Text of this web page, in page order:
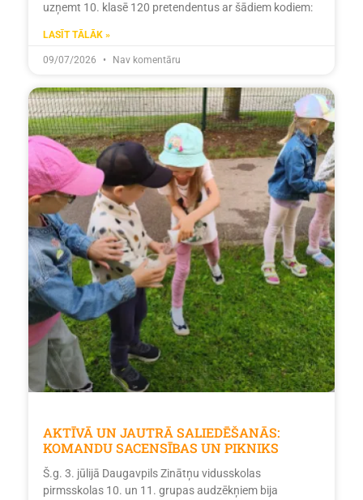
uzņemt 10. klasē 120 pretendentus ar šādiem kodiem:
LASĪT TĀLĀK »
09/07/2026 Nav komentāru
AKTĪVĀ UN JAUTRĀ SALIEDĒŠANĀS:
KOMANDU SACENSĪBAS UN PIKNIKS
Š.g. 3. jūlijā Daugavpils Zinātņu vidusskolas
pirmsskolas 10. un 11. grupas audzēkņiem bija